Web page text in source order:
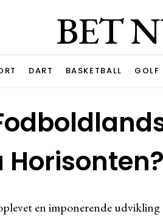
BET
DART BASKETBALL GOLF
Horisonten?
en imponerende udvikling